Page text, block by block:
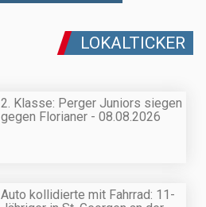
LOKALTICKER
2. Klasse: Perger Juniors siegen
gegen Florianer - 08.08.2026
Auto kollidierte mit Fahrrad: 11-